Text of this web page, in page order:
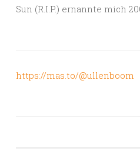
Sun (R.I.P.) ernannte mich
https://mas.to/@ullenboom